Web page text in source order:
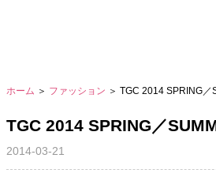
ホーム ＞ ファッション ＞ TGC 2014 SPRING／
TGC 2014 SPRING／
2014-03-21